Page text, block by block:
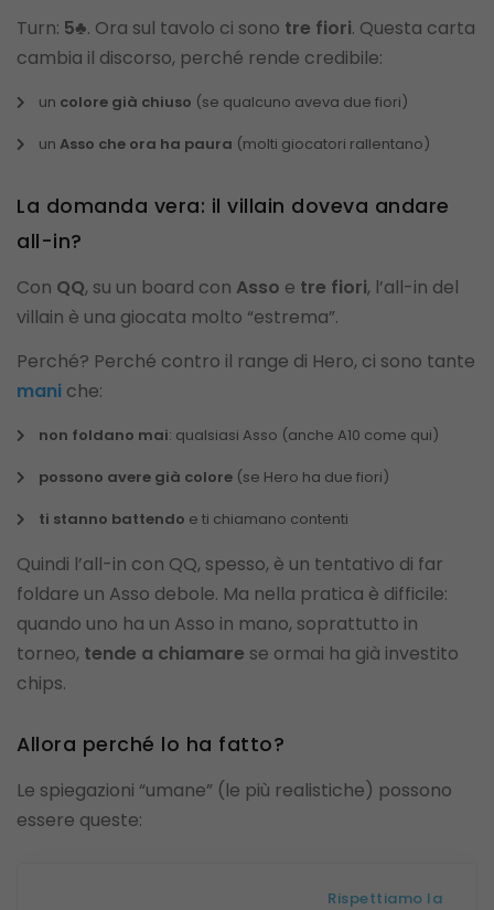
Turn: 5♣. Ora sul tavolo ci sono tre fiori. Questa carta
cambia il discorso, perché rende credibile:
un colore già chiuso (se qualcuno aveva due fiori)
un Asso che ora ha paura (molti giocatori rallentano)
La domanda vera: il villain doveva andare
all-in?
Con QQ, su un board con Asso e tre fiori, l’all-in del
villain è una giocata molto “estrema”.
Perché? Perché contro il range di Hero, ci sono tante
mani che:
non foldano mai: qualsiasi Asso (anche A10 come qui)
possono avere già colore (se Hero ha due fiori)
ti stanno battendo e ti chiamano contenti
Quindi l’all-in con QQ, spesso, è un tentativo di far
foldare un Asso debole. Ma nella pratica è difficile:
quando uno ha un Asso in mano, soprattutto in
torneo, tende a chiamare se ormai ha già investito
chips.
Allora perché lo ha fatto?
Le spiegazioni “umane” (le più realistiche) possono
essere queste:
Rispettiamo la